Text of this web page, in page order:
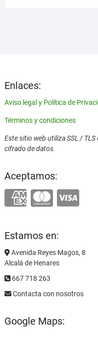
Enlaces:
Aviso legal y Política de
Términos y condiciones
Este sitio web utiliza SSL /
cifrado de datos.
Aceptamos:
Estamos en:
Avenida Reyes Magos, 8
Alcalá de Henares
667 718 263
Contacta con nosotros
Google Maps: